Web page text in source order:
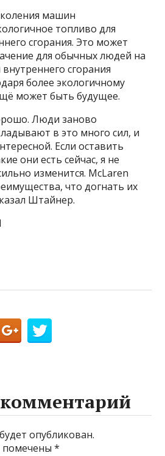
машин
топливо для
сгорания. Это может
для обычных людей на
сгорания
более экологичному
может быть будущее.
Люди заново
в это много сил, и
Если оставить
они есть сейчас, я не
изменится. McLaren
что догнать их
Штайнер.
опубликован.
помечены*